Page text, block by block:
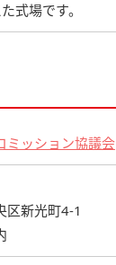
式場です。
ミッション協議会
区新光町4-1